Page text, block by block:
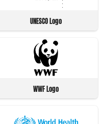
UNESCO Logo
WWF Logo